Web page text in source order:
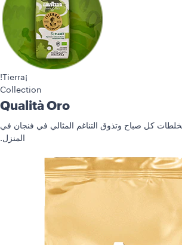
¡Tierra!
Collection
Qualità Rossa
قهوة تجسد الروح الإيطالية الشغوفة وتأسرك كل يوم.